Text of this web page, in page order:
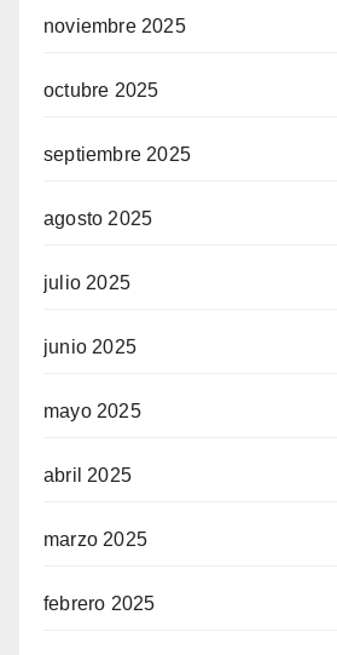
sitelernoviembre 2025
octubre 2025
septiembre 2025
agosto 2025
julio 2025
junio 2025
mayo 2025
abril 2025
marzo 2025
febrero 2025